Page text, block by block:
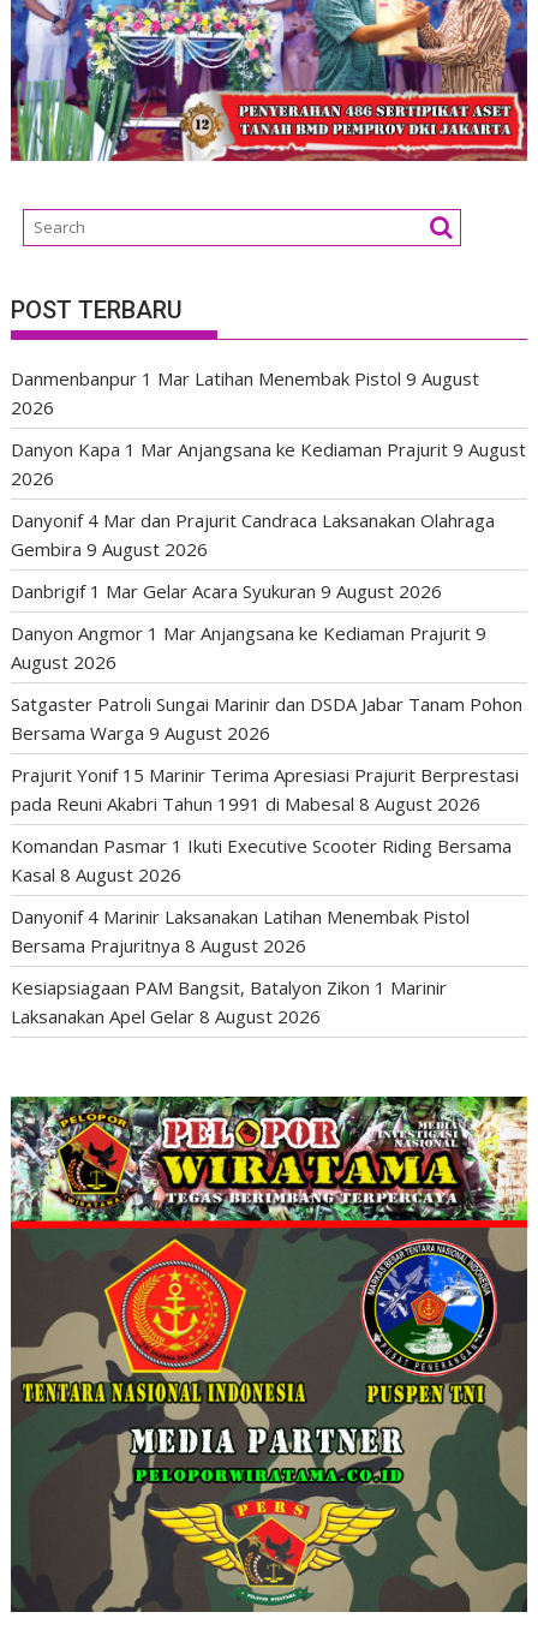
POST TERBARU
Danmenbanpur 1 Mar Latihan Menembak Pistol 9 August
2026
Danyon Kapa 1 Mar Anjangsana ke Kediaman Prajurit 9 August
2026
Danyonif 4 Mar dan Prajurit Candraca Laksanakan Olahraga
Gembira 9 August 2026
Danbrigif 1 Mar Gelar Acara Syukuran 9 August 2026
Danyon Angmor 1 Mar Anjangsana ke Kediaman Prajurit 9
August 2026
Satgaster Patroli Sungai Marinir dan DSDA Jabar Tanam Pohon
Bersama Warga 9 August 2026
Prajurit Yonif 15 Marinir Terima Apresiasi Prajurit Berprestasi
pada Reuni Akabri Tahun 1991 di Mabesal 8 August 2026
Komandan Pasmar 1 Ikuti Executive Scooter Riding Bersama
Kasal 8 August 2026
Danyonif 4 Marinir Laksanakan Latihan Menembak Pistol
Bersama Prajuritnya 8 August 2026
Kesiapsiagaan PAM Bangsit, Batalyon Zikon 1 Marinir
Laksanakan Apel Gelar 8 August 2026